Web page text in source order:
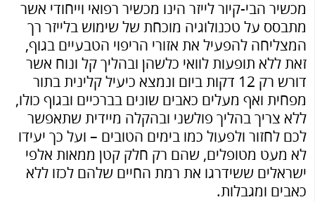
מכשיר הבי-קיור לייזר הינו מכשיר רפואי וייחודי אשר
מתבסס על טכנולוגיה מוכחת של שימוש בלייזר רך
המצליחה להפעיל את אזורי הריפוי הטבעיים בגוף,
זאת ללא תופעות לוואי כלשהן ובהליך קל ונוח אשר
דורש רק 12 דקות ביום ונמצא כיעיל קלינית בתור
מפחית ואף מעלים כאבים שונים בברכיים ובגוף כולו,
ללא צריך בהליך פולשני ובהקלה מיידית שתאפשר
לכם לחזור ולפעול כמו בימים הטובים – ועל כך יעידו
לא מעט מטופלים, שהם רק חלק קטן ממאות אלפי
ישראלים ששידרגו את רמת החיים שלהם לכזו ללא
כאבים ומגבלות.